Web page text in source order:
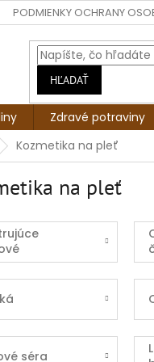
PODMIENKY OCHRANY
HĽADAŤ
Zdravé potraviny
Kozmetika na pleť
na pleť
séra